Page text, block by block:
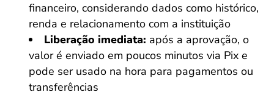
financeiro, considerando dados como histórico,
renda e relacionamento com a instituição
Liberação imediata: após a aprovação, o
valor é enviado em poucos minutos via Pix e
pode ser usado na hora para pagamentos ou
transferências